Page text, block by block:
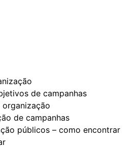
de campanhas
organização
de campanhas
públicos – como encontrar